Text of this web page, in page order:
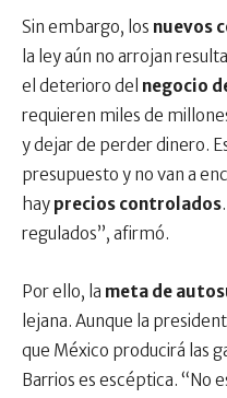
Sin embargo, los nuevos
la ley aún no arrojan
el deterioro del negocio
requieren miles de
y dejar de perder dinero.
presupuesto y no van a
hay precios controlados
regulados”, afirmó.
Por ello, la meta de
lejana. Aunque la
que México producirá las
Barrios es escéptica. “No